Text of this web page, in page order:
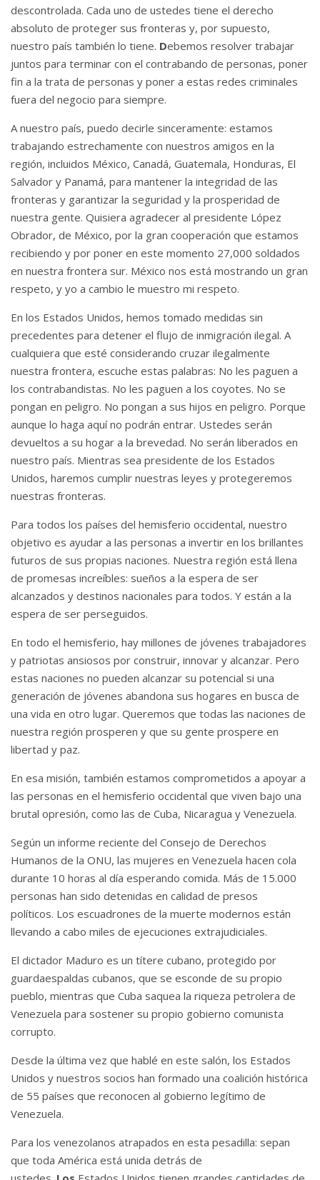
descontrolada. Cada uno de ustedes tiene el derecho
absoluto de proteger sus fronteras y, por supuesto,
nuestro país también lo tiene. Debemos resolver trabajar
juntos para terminar con el contrabando de personas, poner
fin a la trata de personas y poner a estas redes criminales
fuera del negocio para siempre.
A nuestro país, puedo decirle sinceramente: estamos
trabajando estrechamente con nuestros amigos en la
región, incluidos México, Canadá, Guatemala, Honduras, El
Salvador y Panamá, para mantener la integridad de las
fronteras y garantizar la seguridad y la prosperidad de
nuestra gente. Quisiera agradecer al presidente López
Obrador, de México, por la gran cooperación que estamos
recibiendo y por poner en este momento 27,000 soldados
en nuestra frontera sur. México nos está mostrando un gran
respeto, y yo a cambio le muestro mi respeto.
En los Estados Unidos, hemos tomado medidas sin
precedentes para detener el flujo de inmigración ilegal. A
cualquiera que esté considerando cruzar ilegalmente
nuestra frontera, escuche estas palabras: No les paguen a
los contrabandistas. No les paguen a los coyotes. No se
pongan en peligro. No pongan a sus hijos en peligro. Porque
aunque lo haga aquí no podrán entrar. Ustedes serán
devueltos a su hogar a la brevedad. No serán liberados en
nuestro país. Mientras sea presidente de los Estados
Unidos, haremos cumplir nuestras leyes y protegeremos
nuestras fronteras.
Para todos los países del hemisferio occidental, nuestro
objetivo es ayudar a las personas a invertir en los brillantes
futuros de sus propias naciones. Nuestra región está llena
de promesas increíbles: sueños a la espera de ser
alcanzados y destinos nacionales para todos. Y están a la
espera de ser perseguidos.
En todo el hemisferio, hay millones de jóvenes trabajadores
y patriotas ansiosos por construir, innovar y alcanzar. Pero
estas naciones no pueden alcanzar su potencial si una
generación de jóvenes abandona sus hogares en busca de
una vida en otro lugar. Queremos que todas las naciones de
nuestra región prosperen y que su gente prospere en
libertad y paz.
En esa misión, también estamos comprometidos a apoyar a
las personas en el hemisferio occidental que viven bajo una
brutal opresión, como las de Cuba, Nicaragua y Venezuela.
Según un informe reciente del Consejo de Derechos
Humanos de la ONU, las mujeres en Venezuela hacen cola
durante 10 horas al día esperando comida. Más de 15.000
personas han sido detenidas en calidad de presos
políticos. Los escuadrones de la muerte modernos están
llevando a cabo miles de ejecuciones extrajudiciales.
El dictador Maduro es un títere cubano, protegido por
guardaespaldas cubanos, que se esconde de su propio
pueblo, mientras que Cuba saquea la riqueza petrolera de
Venezuela para sostener su propio gobierno comunista
corrupto.
Desde la última vez que hablé en este salón, los Estados
Unidos y nuestros socios han formado una coalición histórica
de 55 países que reconocen al gobierno legítimo de
Venezuela.
Para los venezolanos atrapados en esta pesadilla: sepan
que toda América está unida detrás de